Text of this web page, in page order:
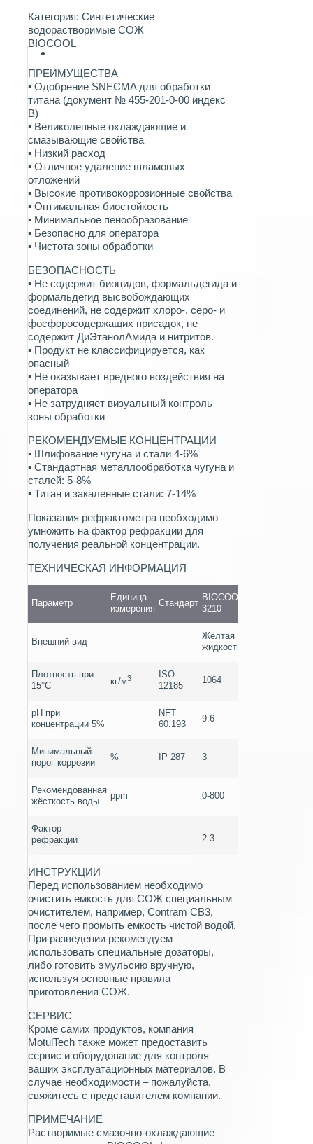
Категория: Синтетические
водорастворимые СОЖ
BIOCOOL
ПРЕИМУЩЕСТВА
▪ Одобрение SNECMA для обработки
титана (документ № 455-201-0-00 индекс
B)
▪ Великолепные охлаждающие и
смазывающие свойства
▪ Низкий расход
▪ Отличное удаление шламовых
отложений
▪ Высокие противокоррозионные свойства
▪ Оптимальная биостойкость
▪ Минимальное пенообразование
▪ Безопасно для оператора
▪ Чистота зоны обработки
БЕЗОПАСНОСТЬ
▪ Не содержит биоцидов, формальдегида и
формальдегид высвобождающих
соединений, не содержит хлоро-, серо- и
фосфоросодержащих присадок, не
содержит ДиЭтанолАмида и нитритов.
▪ Продукт не классифицируется, как
опасный
▪ Не оказывает вредного воздействия на
оператора
▪ Не затрудняет визуальный контроль
зоны обработки
РЕКОМЕНДУЕМЫЕ КОНЦЕНТРАЦИИ
▪ Шлифование чугуна и стали 4-6%
▪ Стандартная металлообработка чугуна и
сталей: 5-8%
▪ Титан и закаленные стали: 7-14%
Показания рефрактометра необходимо
умножить на фактор рефракции для
получения реальной концентрации.
TEХНИЧЕСКАЯ ИНФОРМАЦИЯ
Параметр
Единица
измерения
Стандарт
BIOCOOL
3210
Внешний вид
Жёлтая
жидкость
Плотность при
15°C
кг/м3
ISO
12185
1064
pH при
концентрации 5%
NFT
60.193
9.6
Минимальный
порог коррозии
% IP 287 3
Рекомендованная
жёсткость воды
ppm 0-800
Фактор
рефракции
2.3
ИНСТРУКЦИИ
Перед использованием необходимо
очистить емкость для СОЖ специальным
очистителем, например, Contram CB3,
после чего промыть емкость чистой водой.
При разведении рекомендуем
использовать специальные дозаторы,
либо готовить эмульсию вручную,
используя основные правила
приготовления СОЖ.
СЕРВИС
Кроме самих продуктов, компания
MotulTech также может предоставить
сервис и оборудование для контроля
ваших эксплуатационных материалов. В
случае необходимости – пожалуйста,
свяжитесь с представителем компании.
ПРИМЕЧАНИЕ
Растворимые смазочно-охлаждающие